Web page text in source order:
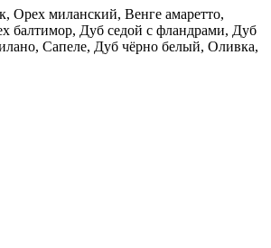
Орех миланский, Венге амаретто,
балтимор, Дуб седой с фландрами, Дуб
Сапеле, Дуб чёрно белый, Оливка,